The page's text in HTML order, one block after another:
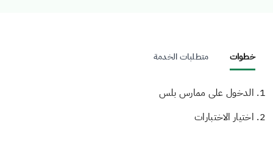
خطوات متطلبات الخدمة
1. الدخول على ممارس بلس
2. اختيار الاختبارات